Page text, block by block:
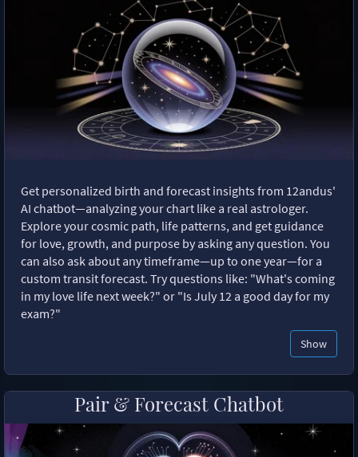
Get personalized birth and forecast insights from 12andus'
AI chatbot—analyzing your chart like a real astrologer.
Explore your cosmic path, life patterns, and get guidance
for love, growth, and purpose by asking any question. You
can also ask about any timeframe—up to one year—for a
custom transit forecast. Try questions like: "What's coming
in my love life next week?" or "Is July 12 a good day for my
exam?"
Show
Pair & Forecast Chatbot